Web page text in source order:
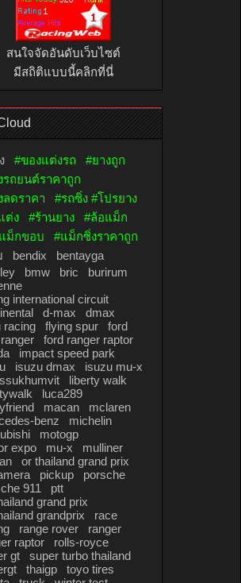
สนใจจัดอันดับเว็บไซต์
มีสถิติแบบนี้คลิกที่นี่
#ของแต่งรถ
#ยางถูก
รถยนต์ราคาถูก
ลดราคา
#รถซิ่ง #โปรยาง
ต่ง
#ร้านยาง
#ล้อแม็ก
ม็กขอบ
#แม็กซิ่งราคาถูก
bendix
bentayga
bmw bric
burirum
international circuit
d-max
dmax
racing
flying spur
ford
ford ranger raptor
impact speed park
isuzu dmax
isuzu mu-x
liberty walk
luca289
macan
mclaren
benz
michelin
motogp
expo
mu-x
mulliner
or thailand grand prix
pickup
porsche
911
ptt
grand prix
grandprix
race
range rover
ranger
raptor
rolls-royce
gt
super turbo thailand
thaigp
toyo tires